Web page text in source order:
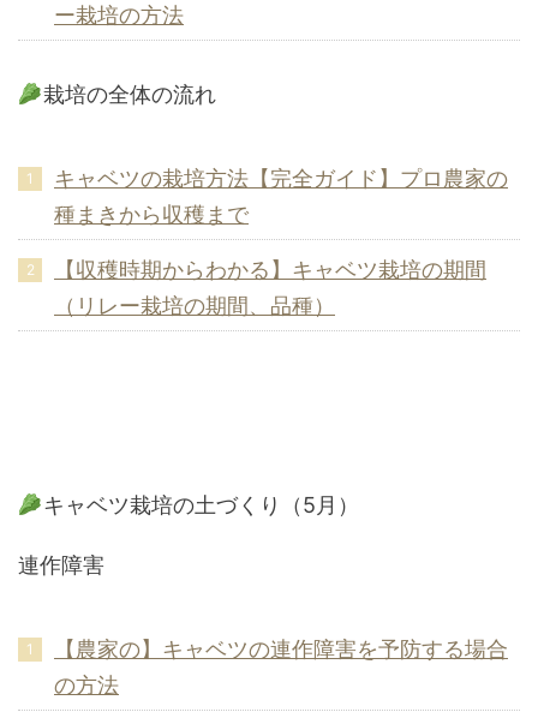
ー栽培の方法
栽培の全体の流れ
キャベツの栽培方法【完全ガイド】プロ農家の
種まきから収穫まで
【収穫時期からわかる】キャベツ栽培の期間
（リレー栽培の期間、品種）
キャベツ栽培の土づくり（5月）
連作障害
【農家の】キャベツの連作障害を予防する場合
の方法